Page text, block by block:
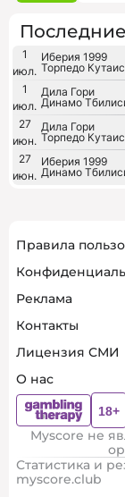
1
июл.
Иберия 1999
Торпедо
1
июл.
Дила Гори
Динамо
27
июн.
Дила Гори
Торпедо
27
июн.
Иберия 1999
Динамо
Правила
Реклама
Контакты
Лицензия СМИ
О нас
Myscore не
Статистика и
myscore.club